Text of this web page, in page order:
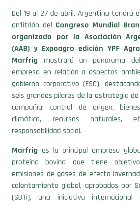
anfitrión delCongreso Mundial
organizado por la Asociación
(AAB) y Expoagro edición YPF Agro
Marfrig mostrará un panorama
empresa en relación a aspectos
gobierno corporativo (ESG),
seis grandes pilares de la estrategia
compañía: control de origen,
climático, recursos naturales,
responsabilidad social.
Marfriges la principal empresa
proteína bovina que tiene
emisiones de gases de efecto
calentamiento global, aprobados por
(SBTi), una iniciativa
colaboración entre el CDP, el Pacto